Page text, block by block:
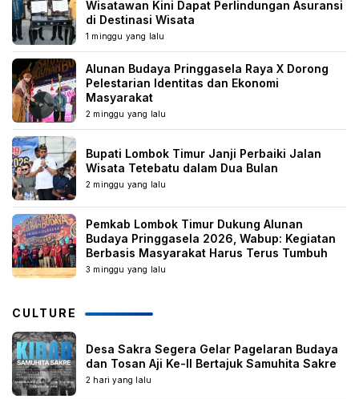
Wisatawan Kini Dapat Perlindungan Asuransi
di Destinasi Wisata
1 minggu yang lalu
Alunan Budaya Pringgasela Raya X Dorong
Pelestarian Identitas dan Ekonomi
Masyarakat
2 minggu yang lalu
Bupati Lombok Timur Janji Perbaiki Jalan
Wisata Tetebatu dalam Dua Bulan
2 minggu yang lalu
Pemkab Lombok Timur Dukung Alunan
Budaya Pringgasela 2026, Wabup: Kegiatan
Berbasis Masyarakat Harus Terus Tumbuh
3 minggu yang lalu
CULTURE
Desa Sakra Segera Gelar Pagelaran Budaya
dan Tosan Aji Ke-II Bertajuk Samuhita Sakre
2 hari yang lalu